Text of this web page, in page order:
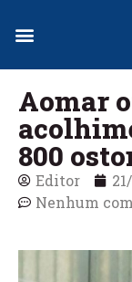
Aomar
800
Editor
Nenhum